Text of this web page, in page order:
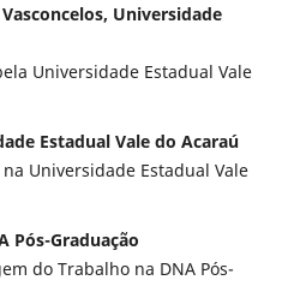
Universidade
Universidade Estadual Vale
Estadual Vale do Acaraú
Universidade Estadual Vale
Pós-Graduação
do Trabalho na DNA Pós-